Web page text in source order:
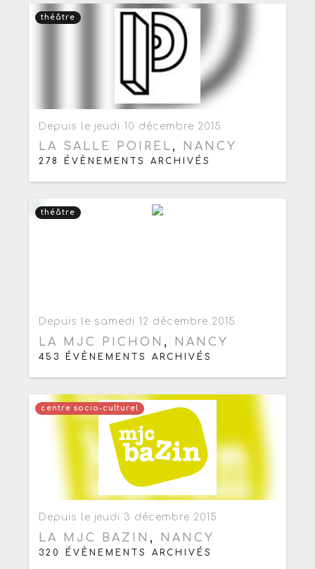
théâtre
Depuis le jeudi 10 décembre 2015
LA SALLE POIREL , NANCY
278 ÉVÈNEMENTS ARCHIVÉS
théâtre
Depuis le samedi 12 décembre 2015
LA MJC PICHON , NANCY
453 ÉVÈNEMENTS ARCHIVÉS
centre socio-culturel
Depuis le jeudi 3 décembre 2015
LA MJC BAZIN , NANCY
320 ÉVÈNEMENTS ARCHIVÉS